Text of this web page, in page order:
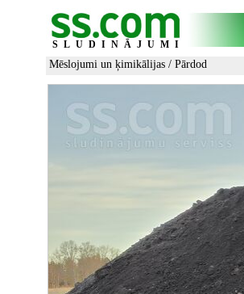
SLUDINĀJUMI
Mēslojumi un ķimikālijas / Pārdod